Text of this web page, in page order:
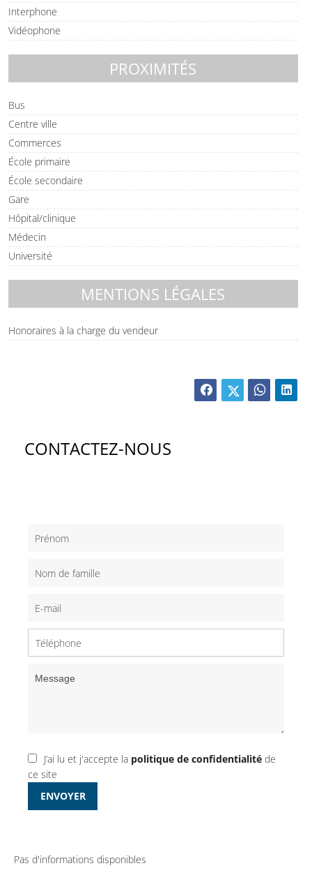
Interphone
Vidéophone
PROXIMITÉS
Bus
Centre ville
Commerces
École primaire
École secondaire
Gare
Hôpital/clinique
Médecin
Université
MENTIONS LÉGALES
Honoraires à la charge du vendeur
CONTACTEZ-NOUS
J’ai lu et j'accepte la politique de confidentialité de
ce site
ENVOYER
Pas d'informations disponibles